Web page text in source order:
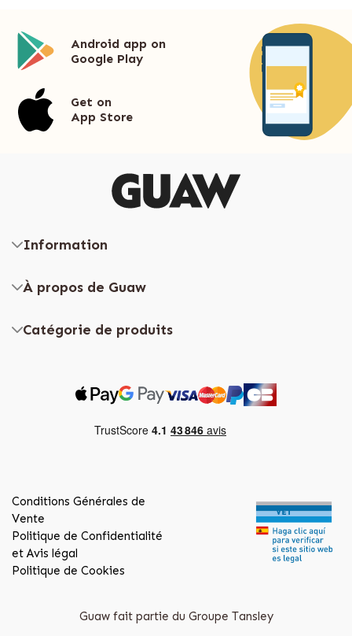
Android app on
Google Play
Get on
App Store
Information
À propos de Guaw
Catégorie de produits
Conditions Générales de
Vente
Politique de Confidentialité
et Avis légal
Politique de Cookies
Guaw fait partie du Groupe Tansley